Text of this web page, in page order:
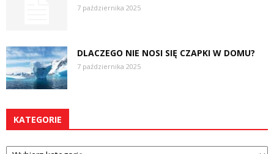
7 października 2025
DLACZEGO NIE NOSI SIĘ CZAPKI W DOMU?
7 października 2025
KATEGORIE
Kategorie